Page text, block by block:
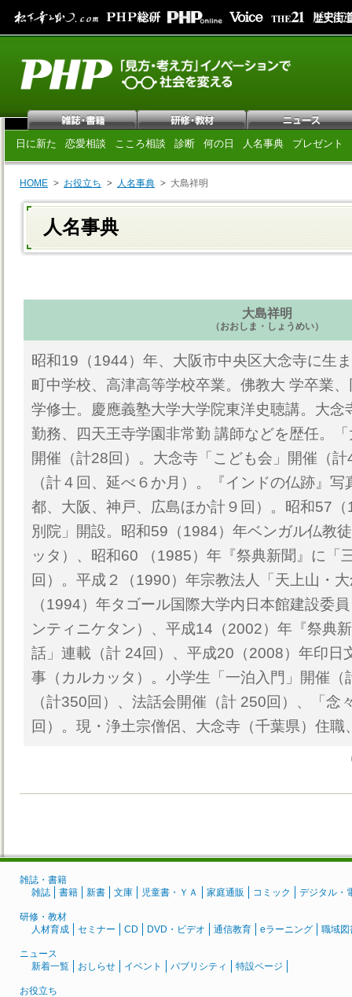
日に新た 恋愛相談 こころ相談 診断 何の日 人名事典 プレゼント
HOME お役立ち 人名事典 大島祥明
人名事典
大島祥明
（おおしま・しょうめい）
昭和19（1944）年、大阪市中央区大念寺に生
町中学校、高津高等学校卒業。佛教大 学卒業
学修士。慶應義塾大学大学院東洋史聴講。大念
勤務、四天王寺学園非常勤 講師などを歴任。
開催（計28回）。大念寺「こども会」開催（
（計４回、延べ６か月）。『インドの仏跡』
都、大阪、神戸、広島ほか計９回）。昭和57
別院」開設。昭和59（1984）年ベンガル仏教
ッタ）、昭和60 （1985）年『祭典新聞』に「
回）。平成２（1990）年宗教法人「天上山・
（1994）年タゴール国際大学内日本館建設委
ンティニケタン）、平成14（2002）年『祭典
話」連載（計 24回）、平成20（2008）年印日
事（カルカッタ）。小学生「一泊入門」開催（
（計350回）、法話会開催（計 250回）、「念
回）。現・浄土宗僧侶、大念寺（千葉県）住職
雑誌・書籍
雑誌
書籍 新書 文庫 児童書・ＹＡ 家庭通販 コミック デジタル・
研修・教材
人材育成
セミナー CD DVD・ビデオ 通信教育 eラーニング 職域図
ニュース
新着一覧
おしらせ イベント パブリシティ 特設ページ
お役立ち